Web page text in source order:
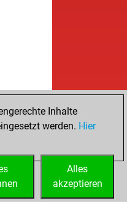
Inhalte
werden. Hier
Alles
akzeptieren